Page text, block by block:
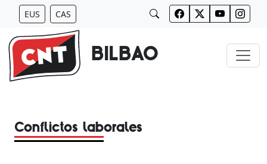
Saltar
contenido
EUS CAS
BILBAO
Conflictos laborales